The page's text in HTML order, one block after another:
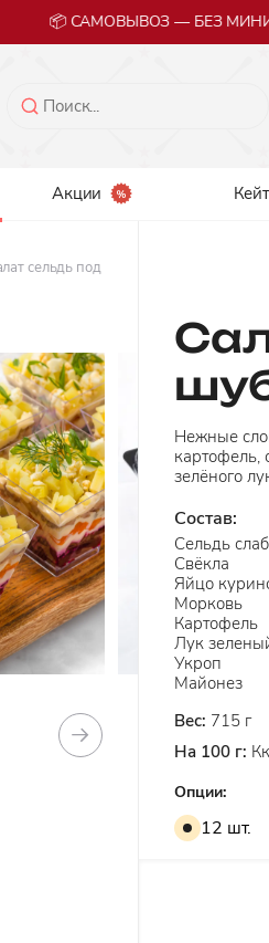
📦 САМОВЫВОЗ — БЕЗ
Акции
сельдь под
Нежные
картофель,
зелёного
Состав:
Сельдь
Свёкла
Яйцо
Морковь
Картофель
Лук
Укроп
Майонез
Вес: 715 г
На 100 г:
Опции:
12 шт.